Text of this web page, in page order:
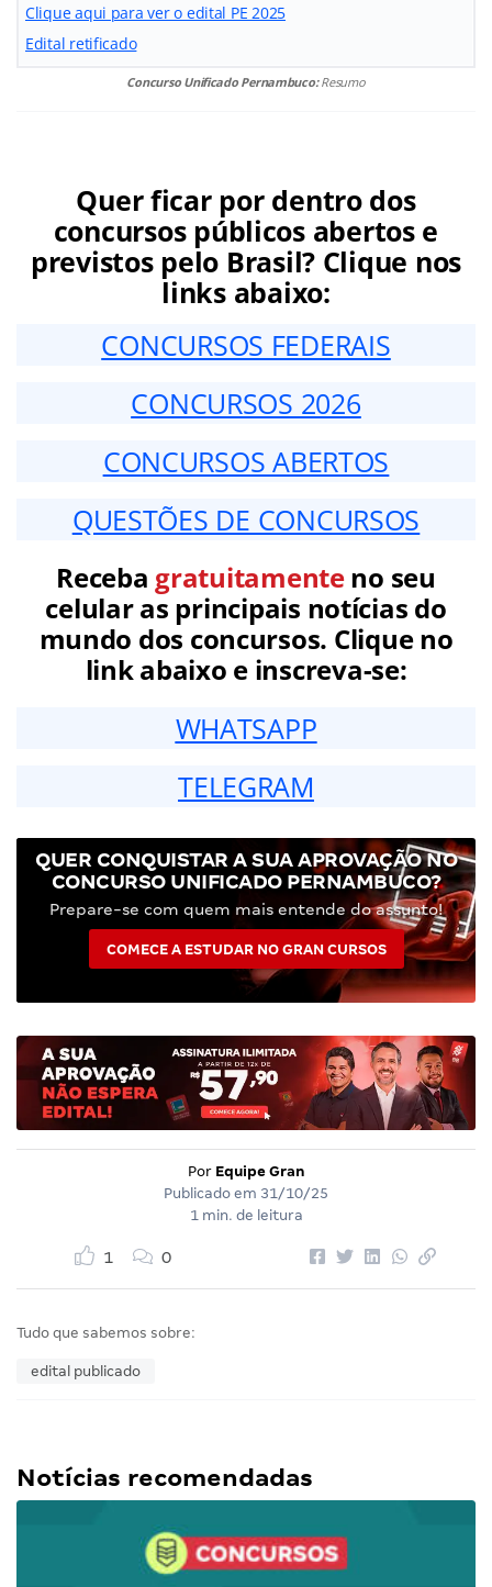
Clique aqui para ver o edital PE 2025
Edital retificado
Concurso Unificado Pernambuco:Resumo
Quer ficar por dentro dos
concursos públicos abertos e
previstos pelo Brasil? Clique nos
links abaixo:
CONCURSOS FEDERAIS
CONCURSOS 2026
CONCURSOS ABERTOS
QUESTÕES DE CONCURSOS
Receba gratuitamenteno seu
celular as principais notícias do
mundo dos concursos. Clique no
link abaixo e inscreva-se:
WHATSAPP
TELEGRAM
QUER CONQUISTAR A SUA APROVAÇÃO NO
CONCURSO UNIFICADO PERNAMBUCO?
Prepare-se com quem mais entende do assunto!
COMECE A ESTUDAR NO GRAN CURSOS
Por Equipe Gran
Publicado em 31/10/25
1 min. de leitura
1 0
Tudo que sabemos sobre:
edital publicado
Notícias recomendadas